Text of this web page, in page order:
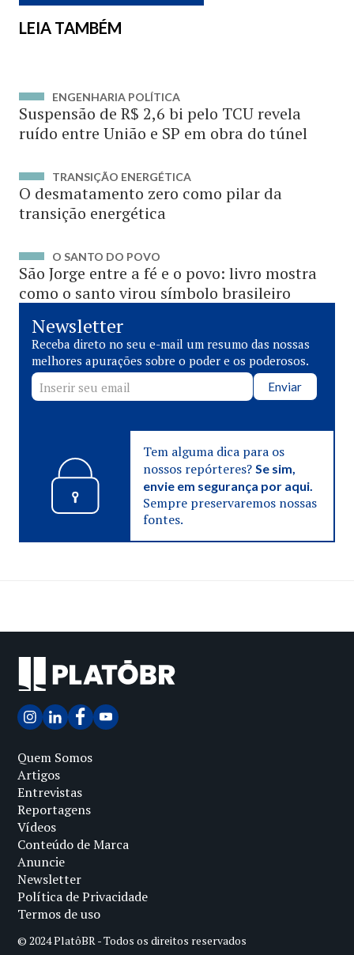
LEIA TAMBÉM
ENGENHARIA POLÍTICA
Suspensão de R$ 2,6 bi pelo TCU revela
ruído entre União e SP em obra do túnel
TRANSIÇÃO ENERGÉTICA
O desmatamento zero como pilar da
transição energética
O SANTO DO POVO
São Jorge entre a fé e o povo: livro mostra
como o santo virou símbolo brasileiro
Newsletter
Receba direto no seu e-mail um resumo das nossas
melhores apurações sobre o poder e os poderosos.
Enviar
Tem alguma dica para os
nossos repórteres? Se sim,
envie em segurança por aqui.
Sempre preservaremos nossas
fontes.
© 2024 PlatôBR - Todos os direitos reservados
Quem Somos
Artigos
Entrevistas
Reportagens
Vídeos
Conteúdo de Marca
Anuncie
Newsletter
Política de Privacidade
Termos de uso